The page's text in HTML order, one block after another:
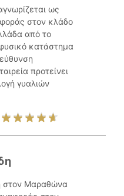
ως
στον κλάδο
από το
κατάστημα
προτείνει
γυαλιών
στον Μαραθώνα